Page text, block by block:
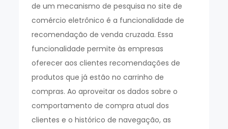
de um mecanismo de pesquisa no site de
comércio eletrônico é a funcionalidade de
recomendação de venda cruzada. Essa
funcionalidade permite às empresas
oferecer aos clientes recomendações de
produtos que já estão no carrinho de
compras. Ao aproveitar os dados sobre o
comportamento de compra atual dos
clientes e o histórico de navegação, as